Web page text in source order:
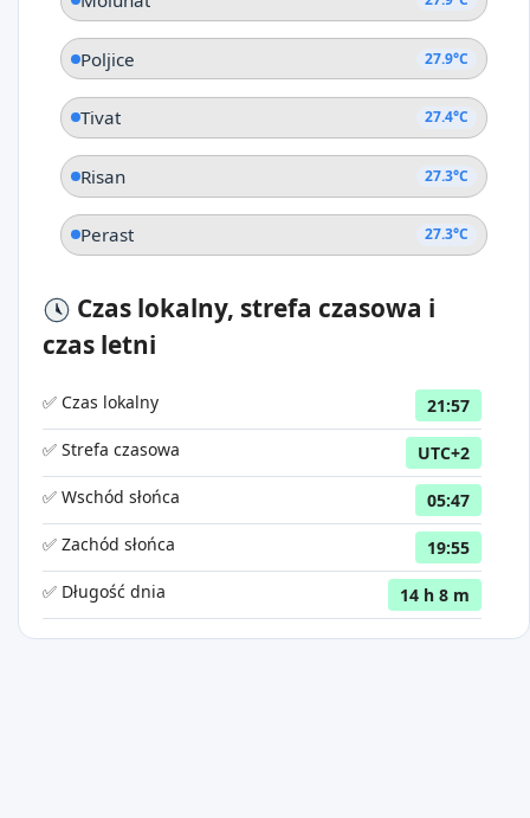
Poljice 27.9°C
Tivat 27.4°C
Risan 27.3°C
Perast 27.3°C
Czas lokalny, strefa czasowa i
czas letni
✅ Czas lokalny
21:57
✅ Strefa czasowa
UTC+2
✅ Wschód słońca
05:47
✅ Zachód słońca
19:55
✅ Długość dnia
14 h 8 m